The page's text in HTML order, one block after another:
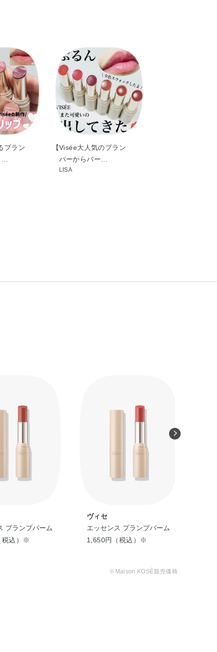
プラン
【Visée大人気のプラン
パーからバー…
LISA
プランプバーム
税込）※
ヴィセ
エッセンス プランプバーム
1,650円（税込）※
※Maison KOSÉ販売価格